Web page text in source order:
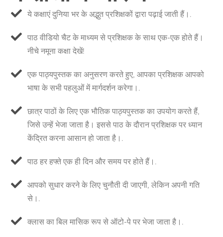
ये कक्षाएं दुनिया भर के अद्भुत प्रशिक्षकों द्वारा पढ़ाई जाती हैं।.
पाठ वीडियो चैट के माध्यम से प्रशिक्षक के साथ एक-एक होते हैं।
नीचे नमूना कक्षा देखें!
एक पाठ्यपुस्तक का अनुसरण करते हुए, आपका प्रशिक्षक आपको
भाषा के सभी पहलुओं में मार्गदर्शन करेगा।.
छात्र पाठों के लिए एक भौतिक पाठ्यपुस्तक का उपयोग करते हैं,
जिसे उन्हें भेजा जाता है। इससे पाठ के दौरान प्रशिक्षक पर ध्यान
केंद्रित करना आसान हो जाता है।.
पाठ हर हफ्ते एक ही दिन और समय पर होते हैं।.
आपको सुधार करने के लिए चुनौती दी जाएगी, लेकिन अपनी गति
से।.
क्लास का बिल मासिक रूप से ऑटो-पे पर भेजा जाता है।.